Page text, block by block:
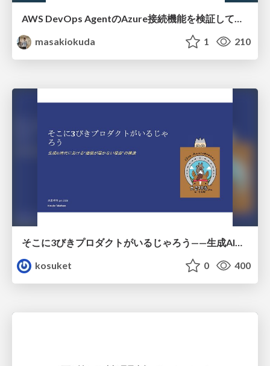
masakiokuda
1 210
そこに3びきプロダクトがいるじゃろう——生成AI時代における“価値が届かない理由”の構造
kosuket
0 400